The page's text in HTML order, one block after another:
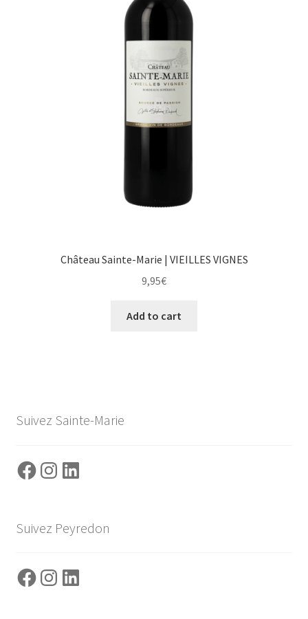
Château Sainte-Marie | VIEILLES VIGNES
9,95€
Add to cart
Suivez Sainte-Marie
FacebookInstagram
LinkedIn
Suivez Peyredon
FacebookInstagram
LinkedIn